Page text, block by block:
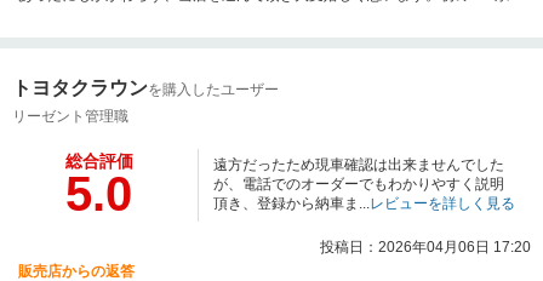
頂きます。少々遠方ではございますが、何かあった際はなんなりとご相談頂
トヨタクラウンを購入したユーザー
リーゼント管理職
総合評価
5.0
遠方だったため現車確認は出来ませんでした
が、電話でのオーダーでもわかりやすく説明
頂き、登録から納車ま...レビューを詳しく見る
投稿日：2026年04月06日 17:20
販売店からの返答